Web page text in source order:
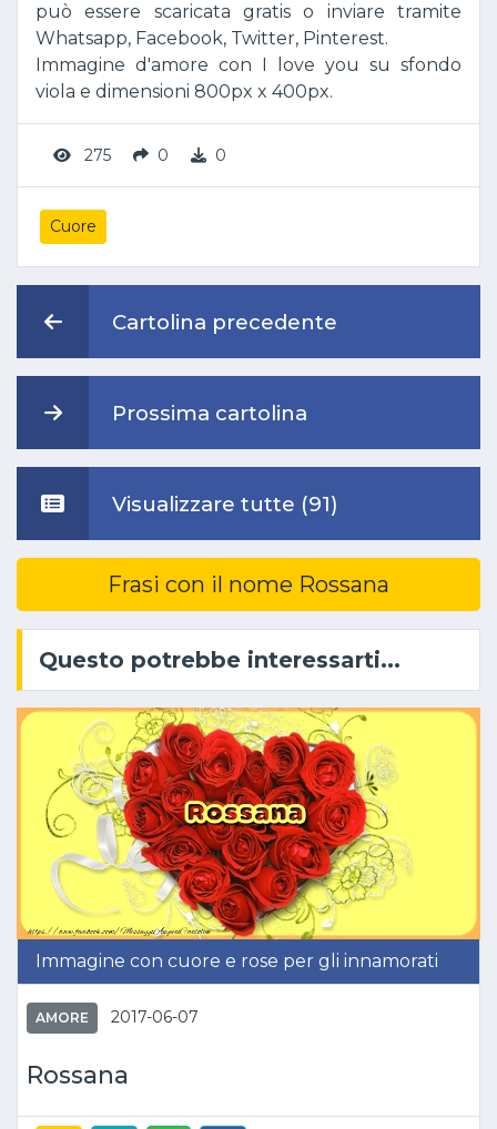
può essere scaricata gratis o inviare tramite
Whatsapp, Facebook, Twitter, Pinterest.
Immagine d'amore con I love you su sfondo
viola e dimensioni 800px x 400px.
275 0 0
Cuore
Cartolina precedente
Prossima cartolina
Visualizzare tutte (91)
Frasi con il nome Rossana
Questo potrebbe interessarti...
Immagine con cuore e rose per gli innamorati
AMORE 2017-06-07
Rossana